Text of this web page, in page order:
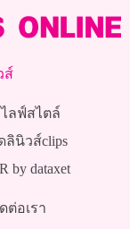
ส์
ไลฟ์สไตล์
ลินิวส์clips
by dataxet
ต่อเรา